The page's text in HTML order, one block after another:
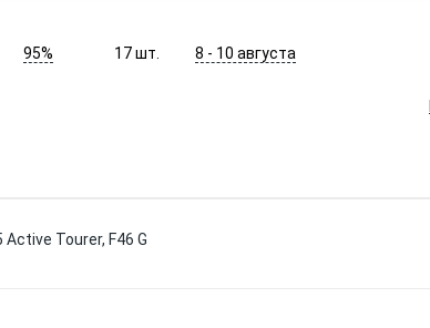
95% 17шт. 8 - 10 августа
Active Tourer, F46 G